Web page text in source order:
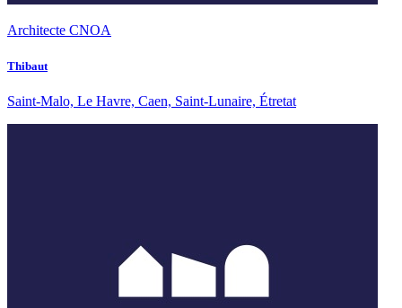
Architecte CNOA
Thibaut
Saint-Malo, Le Havre, Caen, Saint-Lunaire, Étretat